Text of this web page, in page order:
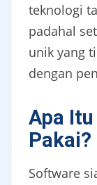
teknologi
padahal
unik yang
dengan
Apa
Pakai?
Software